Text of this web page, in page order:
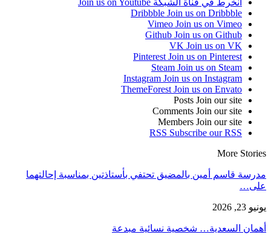
Dribbble Join us on Dribbble
Vimeo Join us on Vimeo
Github Join us on Github
VK Join us on VK
Pinterest Join us on Pinterest
Steam Join us on Steam
Instagram Join us on Instagram
ThemeForest Join us on Envato
Posts Join our site
Comments Join our site
Members Join our site
RSS Subscribe our RSS
More Stories
مدرسة قاسم أمين بالمضيق تحتفي بأستاذتين بمناسبة إحالتهما
على…
يونيو 23, 2026
أهمان السعدية… شخصية نسائية مبدعة